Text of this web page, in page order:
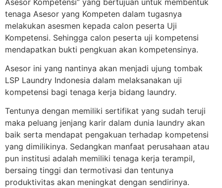
tenaga Asesor yang Kompeten dalam tugasnya
melakukan asesmen kepada calon peserta Uji
Kompetensi. Sehingga calon peserta uji kompetensi
mendapatkan bukti pengkuan akan kompetensinya.
Asesor ini yang nantinya akan menjadi ujung tombak
LSP Laundry Indonesia dalam melaksanakan uji
kompetensi bagi tenaga kerja bidang laundry.
Tentunya dengan memiliki sertifikat yang sudah teruji
maka peluang jenjang karir dalam dunia laundry akan
baik serta mendapat pengakuan terhadap kompetensi
yang dimilikinya. Sedangkan manfaat perusahaan atau
pun institusi adalah memiliki tenaga kerja terampil,
bersaing tinggi dan termotivasi dan tentunya
produktivitas akan meningkat dengan sendirinya.